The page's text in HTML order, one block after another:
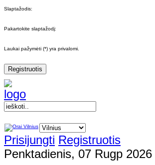
Slaptažodis:
Pakartokite slaptažodį:
Laukai pažymėti (*) yra privalomi.
Registruotis
Prisijungti Registruotis
Penktadienis, 07 Rugp 2026